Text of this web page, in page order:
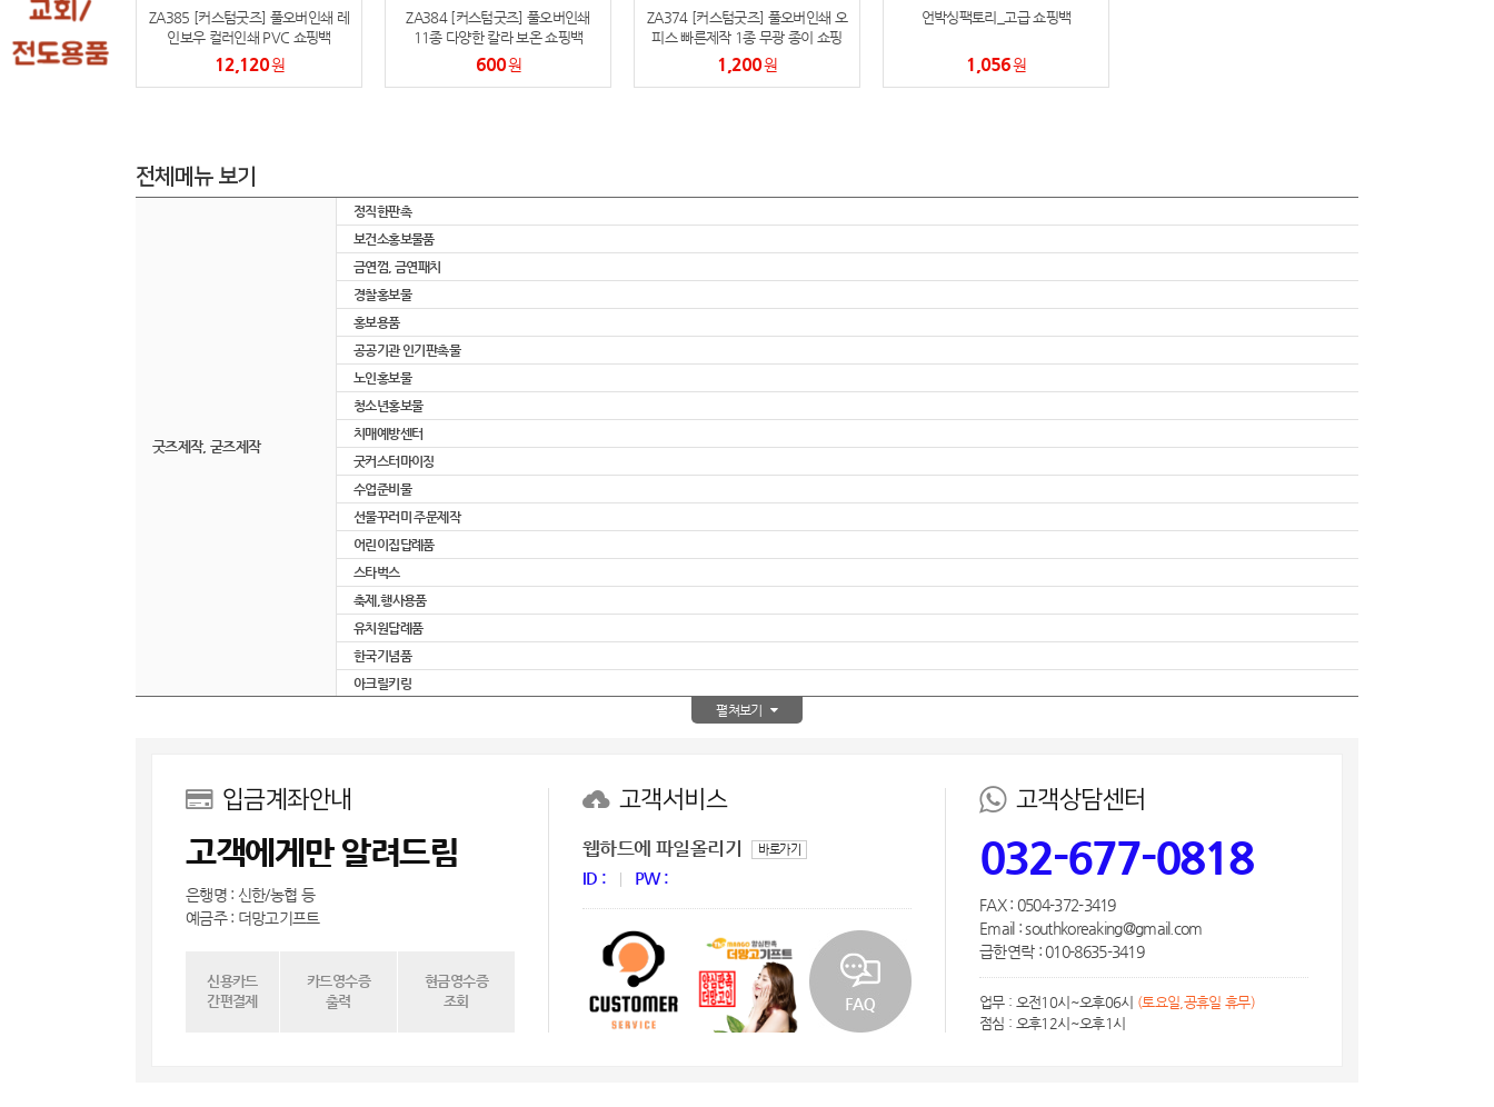
15 AP-100025
16
20 구급
24 손톱깍이
28 AP-100150
29 AP-100084
우산
AP-100062
양심판촉
ZA385 [커스텀굿즈] 풀오버인쇄 레
인보우 컬러인쇄 PVC 쇼핑백
35*30*12 (박스제작가능)
12,120원
ZA384 [커스텀굿즈] 풀오버인쇄
11종 다양한 칼라 보온 쇼핑백
24*24*15 (박스제작가능)
600원
ZA374 [커스텀굿즈] 풀오버인쇄 오
피스 빠른제작 1종 무광 종이 쇼핑
백 260*360*80 (박스제작가능)
1,200원
언박싱팩토리_고급 쇼핑백
1,056원
전체메뉴 보기
굿즈제작, 굳즈제작
정직한판촉
보건소홍보물품
금연껌, 금연패치
경찰홍보물
홍보용품
공공기관 인기판촉물
노인홍보물
청소년홍보물
치매예방센터
굿커스터마이징
수업준비물
선물꾸러미 주문제작
어린이집답례품
스타벅스
축제,행사용품
유치원답례품
한국기념품
아크릴키링
펼쳐보기
입금계좌안내
고객에게만 알려드림
은행명 : 신한/농협 등
예금주 : 더망고기프트
신용카드
간편결제
카드영수증
출력
현금영수증
조회
고객서비스
웹하드에 파일올리기 바로가기
ID : PW :
고객상담센터
032-677-0818
FAX : 0504-372-3419
Email : southkoreaking@gmail.com
급한연락 : 010-8635-3419
업무 : 오전10시~오후06시 (토요일,공휴일 휴무)
점심 : 오후12시~오후1시